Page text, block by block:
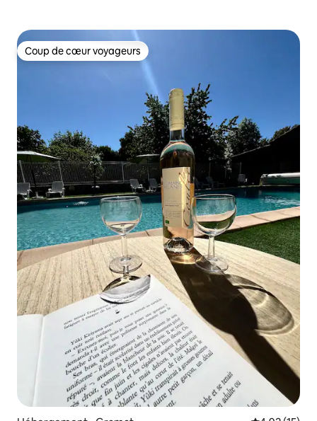
Coup de cœur voyageurs
Coup de cœur voyageurs